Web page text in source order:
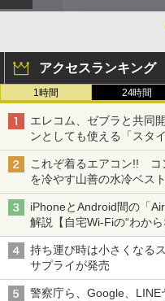
アクセスランキング
1時間 24時間
エレコム、ゼブラと共同
ンとしても使える「スタ
も、持ち替えずに書き込
これぞ着るエアコン!! コ
を冷やす山善の水冷ベス
ち・ざ・ろーど！その14
iPhoneとAndroid間の「
解説【自宅Wi-Fiの“わから
持ち運び時は小さくなる
サプライが発売
警察庁ら、Google、LINE